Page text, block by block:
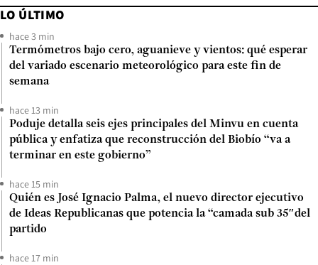
LO ÚLTIMO
hace 3 min
Termómetros bajo cero, aguanieve y vientos: qué esperar
del variado escenario meteorológico para este fin de
semana
hace 13 min
Poduje detalla seis ejes principales del Minvu en cuenta
pública y enfatiza que reconstrucción del Biobío “va a
terminar en este gobierno”
hace 15 min
Quién es José Ignacio Palma, el nuevo director ejecutivo
de Ideas Republicanas que potencia la “camada sub 35″del
partido
hace 17 min